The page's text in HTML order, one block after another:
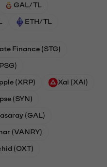
GAL/TL
ETH/TL
Finance (STG)
(XRP) Xai (XAI)
(SYN)
(GAL)
(VANRY)
(OXT)